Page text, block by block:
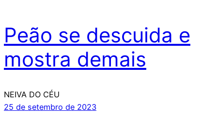
Peão se descuida e
mostra demais
NEIVA DO CÉU
25 de setembro de 2023